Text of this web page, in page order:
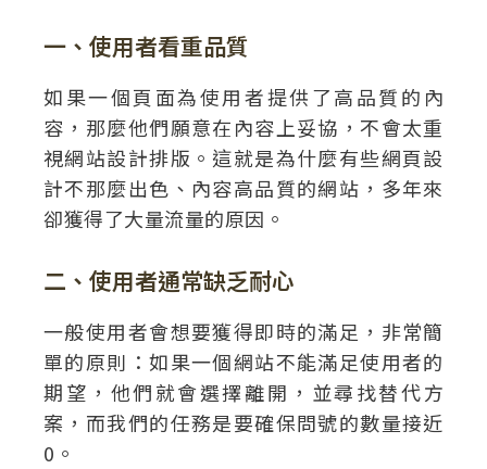
一、使用者看重品質
如果一個頁面為使用者提供了高品質的內
容，那麼他們願意在內容上妥協，不會太重
視網站設計排版。這就是為什麼有些網頁設
計不那麼出色、內容高品質的網站，多年來
卻獲得了大量流量的原因。
二、使用者通常缺乏耐心
一般使用者會想要獲得即時的滿足，非常簡
單的原則：如果一個網站不能滿足使用者的
期望，他們就會選擇離開，並尋找替代方
案，而我們的任務是要確保問號的數量接近
0。